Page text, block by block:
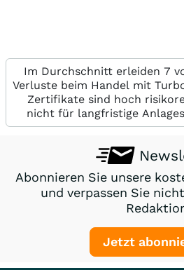
Im Durchschnitt erleiden 7
Verluste beim Handel mit
Zertifikate sind hoch
nicht für langfristige
Abonnieren Sie unsere
und verpassen Sie
Jetzt